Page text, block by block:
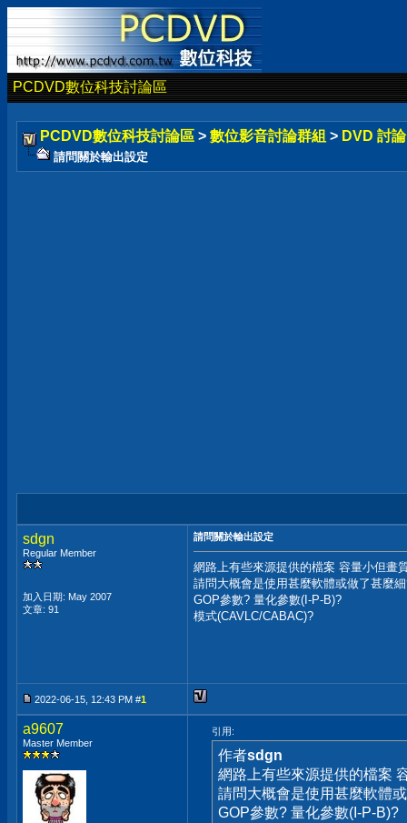
PCDVD數位科技討論區
PCDVD數位科技討論區 > 數位影音討論群組 > DVD 討
請問關於輸出設定
sdgn
Regular Member
加入日期: May 2007
文章: 91
請問關於輸出設定
網路上有些來源提供的檔案 容量小但畫
請問大概會是使用甚麼軟體或做了甚麼
GOP參數? 量化參數(I-P-B)?
模式(CAVLC/CABAC)?
2022-06-15, 12:43 PM #1
a9607
Master Member
引用:
作者sdgn
網路上有些來源提供的檔案
請問大概會是使用甚麼軟體
GOP參數? 量化參數(I-P-B)?